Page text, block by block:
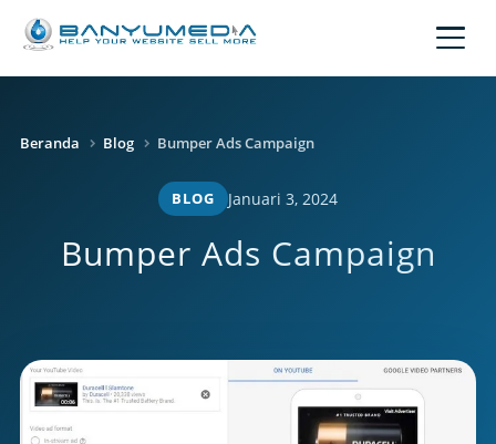
Beranda Blog Bumper Ads Campaign
BLOG Januari 3, 2024
Bumper Ads Campaign